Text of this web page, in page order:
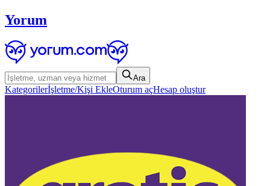
Yorum
Ara
Kategorilerİşletme/Kişi EkleOturum açHesap oluştur